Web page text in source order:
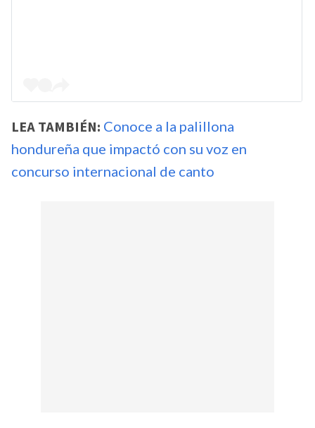
LEA TAMBIÉN: Conoce a la palillona
hondureña que impactó con su voz en
concurso internacional de canto